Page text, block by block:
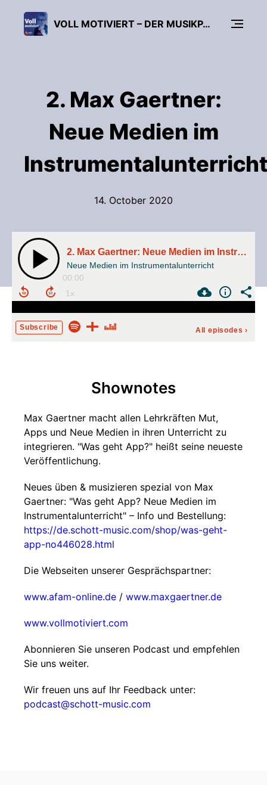
VOLL MOTIVIERT – DER MUSIKPÄDAGOGIK-PODCAST
2. Max Gaertner:
Neue Medien im
Instrumentalunterricht
14. October 2020
2. Max Gaertner: Neue Medien im Instrumentalunterricht
Neue Medien im Instrumentalunterricht
00:00
Subscribe All episodes ›
Shownotes
Max Gaertner macht allen Lehrkräften Mut,
Apps und Neue Medien in ihren Unterricht zu
integrieren. "Was geht App?" heißt seine neueste
Veröffentlichung.
Neues üben & musizieren spezial von Max
Gaertner: "Was geht App? Neue Medien im
Instrumentalunterricht" – Info und Bestellung:
https://de.schott-music.com/shop/was-geht-
app-no446028.html
Die Webseiten unserer Gesprächspartner:
www.afam-online.de / www.maxgaertner.de
www.vollmotiviert.com
Abonnieren Sie unseren Podcast und empfehlen
Sie uns weiter.
Wir freuen uns auf Ihr Feedback unter:
podcast@schott-music.com